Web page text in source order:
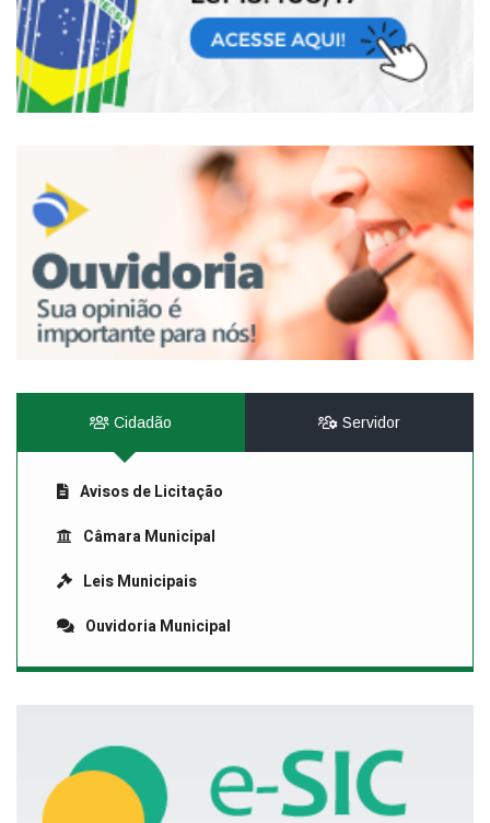
Cidadão Servidor
Avisos de Licitação
Câmara Municipal
Leis Municipais
Ouvidoria Municipal